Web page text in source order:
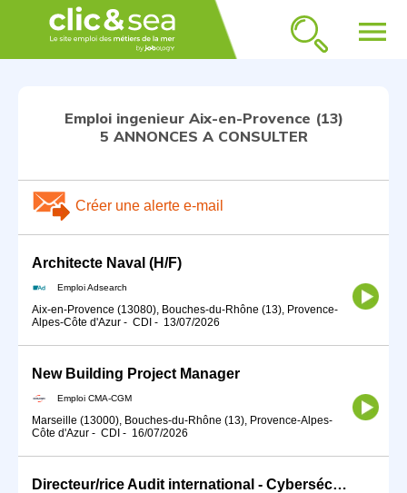
menu
Emploi ingenieur Aix-en-Provence (13)
5 ANNONCES A CONSULTER
Créer une alerte e-mail
Architecte Naval (H/F)
Emploi Adsearch
Aix-en-Provence (13080), Bouches-du-Rhône (13), Provence-
Alpes-Côte d'Azur - CDI - 13/07/2026
New Building Project Manager
Emploi CMA-CGM
Marseille (13000), Bouches-du-Rhône (13), Provence-Alpes-
Côte d'Azur - CDI - 16/07/2026
Directeur/rice Audit international - Cybersécurité et IT